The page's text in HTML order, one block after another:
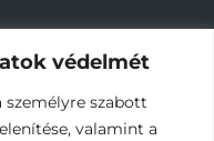
védelmét
személyre szabott
valamint a